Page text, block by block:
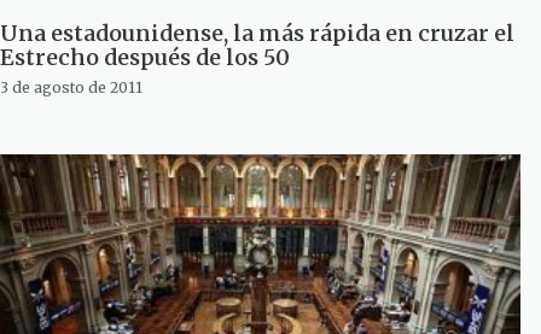
Una estadounidense, la más rápida en cruzar el
Estrecho después de los 50
3 de agosto de 2011